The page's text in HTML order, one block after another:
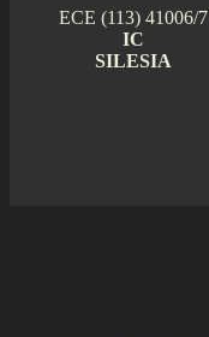
ECE (113) 41006/7
IC
SILESIA